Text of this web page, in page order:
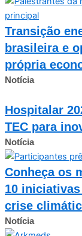
Transição
brasileira e
própria
Notícia
Hospitalar
TEC para
Notícia
Conheça os
10
crise
Notícia